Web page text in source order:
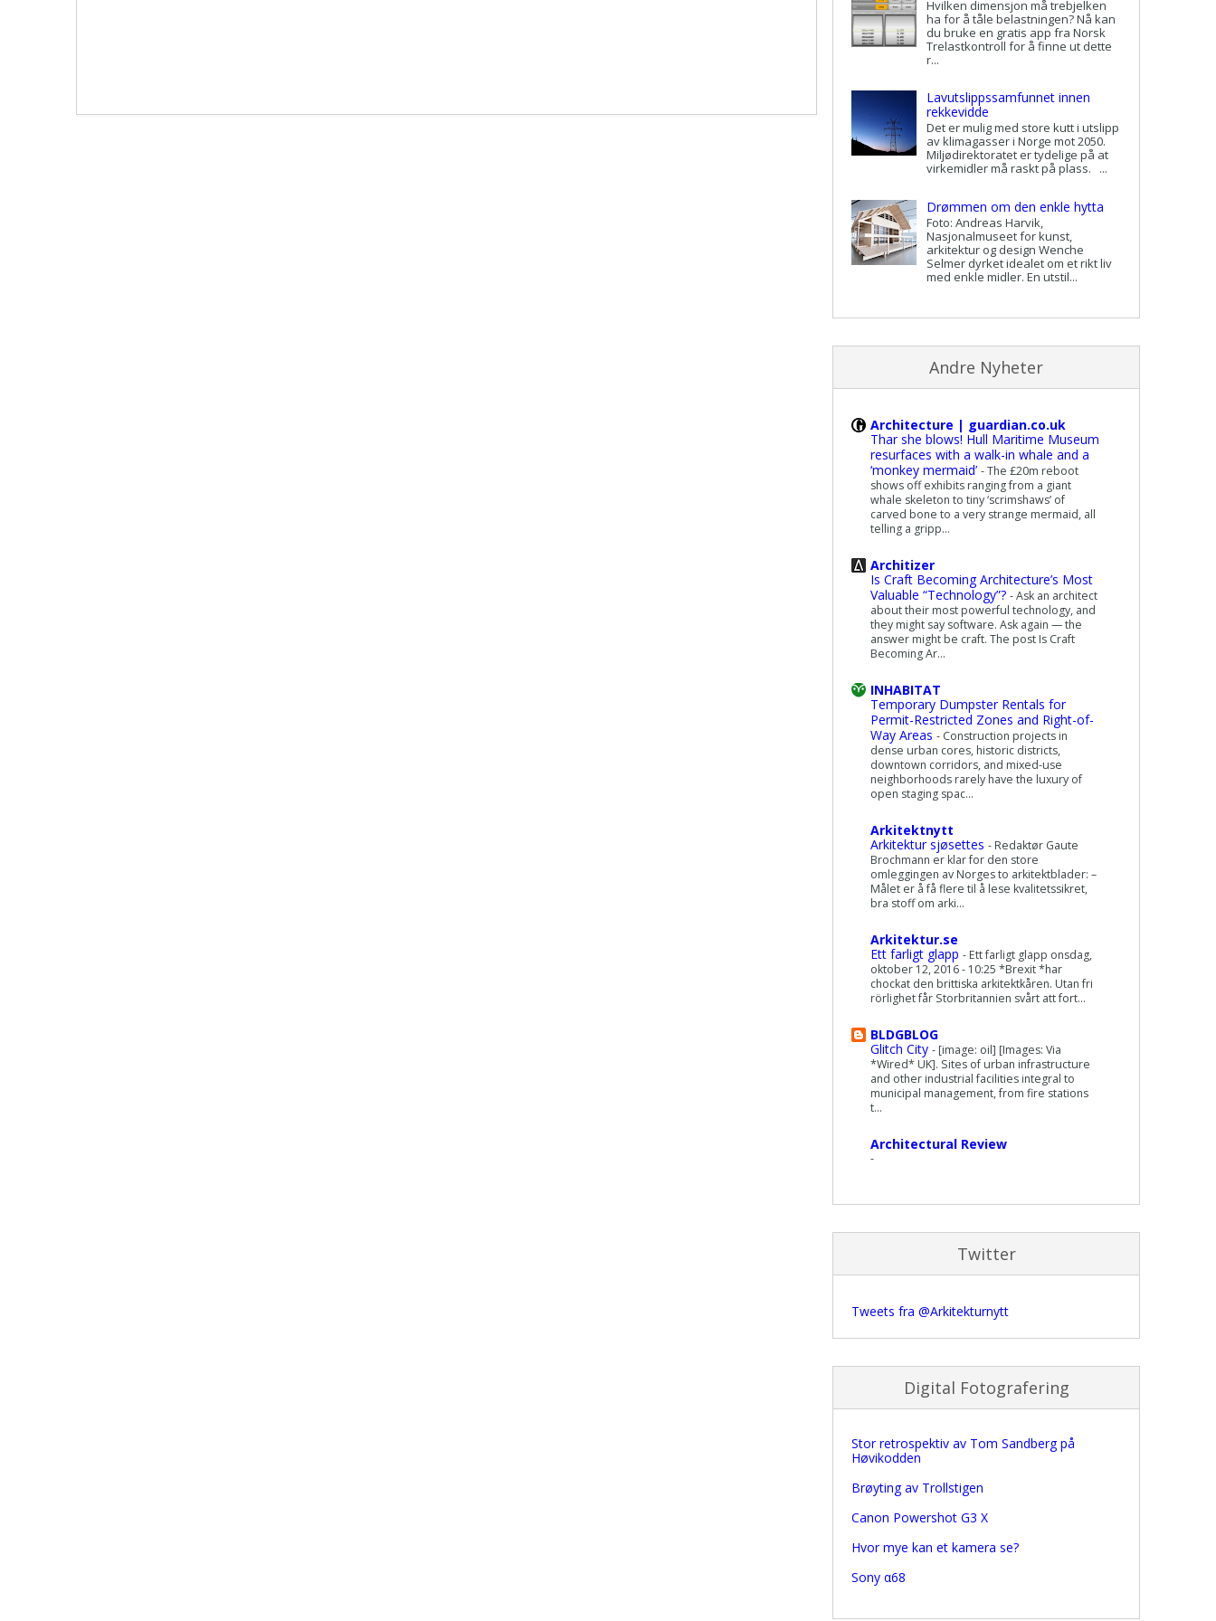
Hvilken dimensjon må trebjelken
ha for å tåle belastningen? Nå kan
du bruke en gratis app fra Norsk
Trelastkontroll for å finne ut dette
r...
Lavutslippssamfunnet innen
rekkevidde
Det er mulig med store kutt i utslipp
av klimagasser i Norge mot 2050.
Miljødirektoratet er tydelige på at
virkemidler må raskt på plass. ...
Drømmen om den enkle hytta
Foto: Andreas Harvik,
Nasjonalmuseet for kunst,
arkitektur og design Wenche
Selmer dyrket idealet om et rikt liv
med enkle midler. En utstil...
Andre Nyheter
Architecture | guardian.co.uk
Thar she blows! Hull Maritime Museum
resurfaces with a walk-in whale and a
‘monkey mermaid’ -The £20m reboot
shows off exhibits ranging from a giant
whale skeleton to tiny ‘scrimshaws’ of
carved bone to a very strange mermaid, all
telling a gripp...
Architizer
Is Craft Becoming Architecture’s Most
Valuable “Technology”? -Ask an architect
about their most powerful technology, and
they might say software. Ask again — the
answer might be craft. The post Is Craft
Becoming Ar...
INHABITAT
Temporary Dumpster Rentals for
Permit-Restricted Zones and Right-of-
Way Areas - Construction projects in
dense urban cores, historic districts,
downtown corridors, and mixed-use
neighborhoods rarely have the luxury of
open staging spac...
Arkitektnytt
Arkitektur sjøsettes - Redaktør Gaute
Brochmann er klar for den store
omleggingen av Norges to arkitektblader: –
Målet er å få flere til å lese kvalitetssikret,
bra stoff om arki...
Arkitektur.se
Ett farligt glapp - Ett farligt glapp onsdag,
oktober 12, 2016 - 10:25 *Brexit *har
chockat den brittiska arkitektkåren. Utan fri
rörlighet får Storbritannien svårt att fort...
BLDGBLOG
Glitch City - [image: oil] [Images: Via
*Wired* UK]. Sites of urban infrastructure
and other industrial facilities integral to
municipal management, from fire stations
t...
Architectural Review
-
Twitter
Tweets fra @Arkitekturnytt
Digital Fotografering
Stor retrospektiv av Tom Sandberg på
Høvikodden
Brøyting av Trollstigen
Canon Powershot G3 X
Hvor mye kan et kamera se?
Sony α68